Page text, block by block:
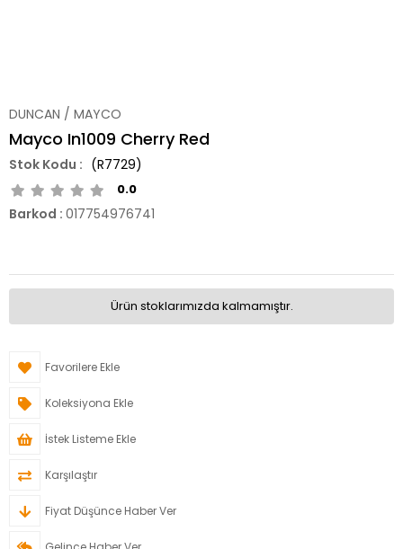
DUNCAN / MAYCO
Mayco In1009 Cherry Red
(R7729)
0.0
Barkod : 017754976741
Ürün stoklarımızda kalmamıştır.
Favorilere Ekle
Koleksiyona Ekle
İstek Listeme Ekle
Karşılaştır
Fiyat Düşünce Haber Ver